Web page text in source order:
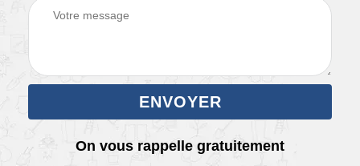
On vous rappelle gratuitement